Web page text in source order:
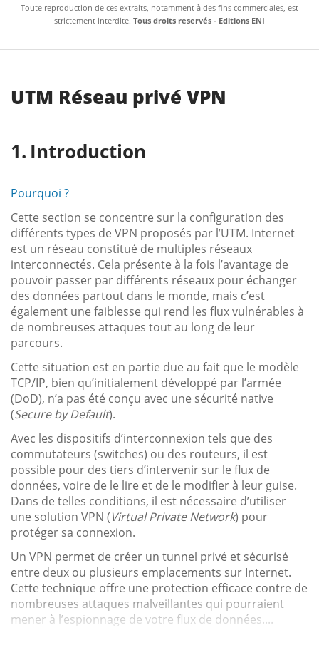
Toute reproduction de ces extraits, notamment à des fins commerciales, est
strictement interdite. Tous droits reservés - Editions ENI
UTM Réseau privé VPN
Introduction
Pourquoi ?
Cette section se concentre sur la configuration des
différents types de VPN proposés par l’UTM. Internet
est un réseau constitué de multiples réseaux
interconnectés. Cela présente à la fois l’avantage de
pouvoir passer par différents réseaux pour échanger
des données partout dans le monde, mais c’est
également une faiblesse qui rend les flux vulnérables à
de nombreuses attaques tout au long de leur
parcours.
Cette situation est en partie due au fait que le modèle
TCP/IP, bien qu’initialement développé par l’armée
(DoD), n’a pas été conçu avec une sécurité native
(Secure by Default).
Avec les dispositifs d’interconnexion tels que des
commutateurs (switches) ou des routeurs, il est
possible pour des tiers d’intervenir sur le flux de
données, voire de le lire et de le modifier à leur guise.
Dans de telles conditions, il est nécessaire d’utiliser
une solution VPN (Virtual Private Network) pour
protéger sa connexion.
Un VPN permet de créer un tunnel privé et sécurisé
entre deux ou plusieurs emplacements sur Internet.
Cette technique offre une protection efficace contre de
nombreuses attaques malveillantes qui pourraient
mener à l’espionnage de votre flux de données....